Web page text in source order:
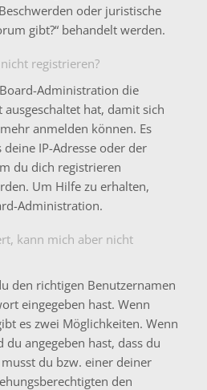
oder juristische
gibt?“ behandelt werden.
registrieren?
Administration die
hat, damit sich
anmelden können. Es
IP-Adresse oder der
du dich registrieren
Um Hilfe zu erhalten,
Administration.
kann mich aber nicht
den richtigen Benutzernamen
eingegeben hast. Wenn
es zwei Möglichkeiten. Wenn
angegeben hast, dass du
du bzw. einer deiner
den